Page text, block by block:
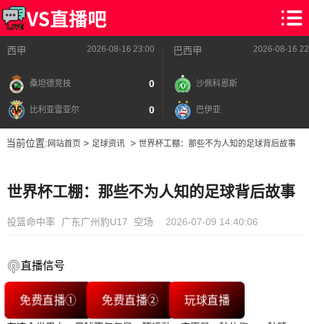
西甲 2026-08-16 23:00
桑坦德竞技 0
比利亚雷亚尔 0
巴西甲 2026-08-16
沙佩科恩斯
巴伊亚
当前位置: 网站首页> 足球资讯> 世界杯工棚：那些不为人知的足球背后故事
世界杯工棚：那些不为人知的足球背后故事
投篮命中率 广东广州豹U17 空场 2026-07-09 14:40:06
直播信号
免费直播① 免费直播② 玩球直播